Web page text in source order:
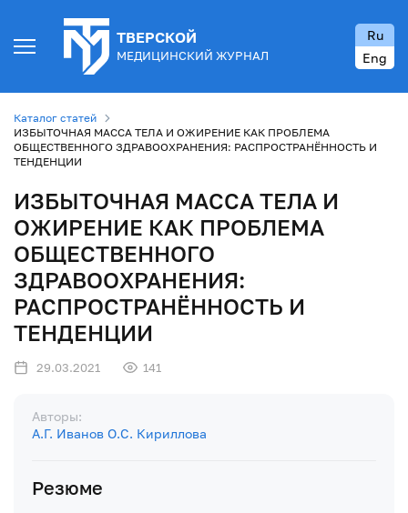
ТВЕРСКОЙ
МЕДИЦИНСКИЙ ЖУРНАЛ
Ru
Eng
Каталог статей
ИЗБЫТОЧНАЯ МАССА ТЕЛА И ОЖИРЕНИЕ КАК ПРОБЛЕМА
ОБЩЕСТВЕННОГО ЗДРАВООХРАНЕНИЯ: РАСПРОСТРАНЁННОСТЬ И
ТЕНДЕНЦИИ
ИЗБЫТОЧНАЯ МАССА ТЕЛА И
ОЖИРЕНИЕ КАК ПРОБЛЕМА
ОБЩЕСТВЕННОГО
ЗДРАВООХРАНЕНИЯ:
РАСПРОСТРАНЁННОСТЬ И
ТЕНДЕНЦИИ
29.03.2021 141
Авторы:
А.Г. Иванов О.С. Кириллова
Резюме